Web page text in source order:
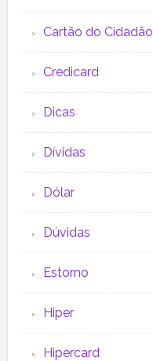
Cartão do Cidadão
Credicard
Dicas
Dívidas
Dólar
Dúvidas
Estorno
Hiper
Hipercard